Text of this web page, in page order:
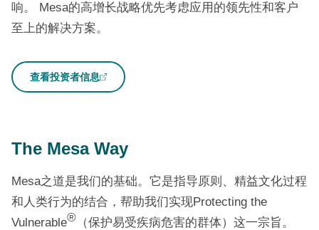
响。
Mesa的高增长战略优先考虑应用的领先性和客户
至上的解决方案。
查看投资者信息
The Mesa Way
Mesa之道是我们的基础。它是指导原则、精益文化过程
和人类行为的结合，帮助我们实现Protecting the
Vulnerable® （保护易受疾病危害的群体）这一宗旨。